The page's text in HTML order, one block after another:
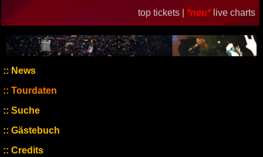
top tickets | *neu* live charts
News
Tourdaten
Suche
Gästebuch
Credits